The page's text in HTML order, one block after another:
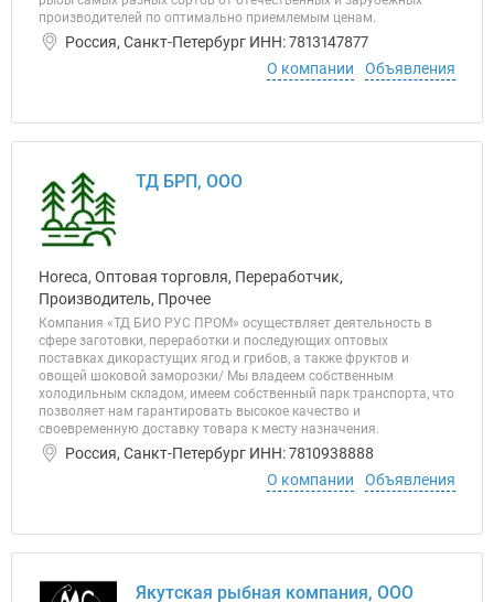
производителей по оптимально приемлемым ценам.
Россия, Санкт-Петербург ИНН: 7813147877
О компании
Объявления
ТД БРП, ООО
Horeca, Оптовая торговля, Переработчик,
Производитель, Прочее
Компания «ТД БИО РУС ПРОМ» осуществляет деятельность в
сфере заготовки, переработки и последующих оптовых
поставках дикорастущих ягод и грибов, а также фруктов и
овощей шоковой заморозки/ Мы владеем собственным
холодильным складом, имеем собственный парк транспорта, что
позволяет нам гарантировать высокое качество и
своевременную доставку товара к месту назначения.
Россия, Санкт-Петербург ИНН: 7810938888
О компании
Объявления
Якутская рыбная компания, ООО